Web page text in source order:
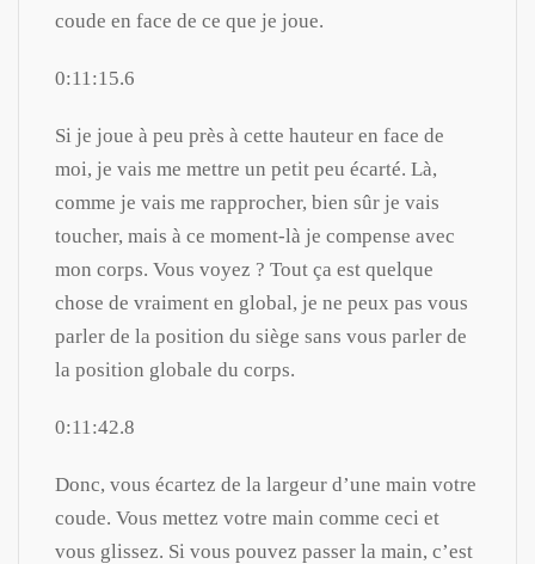
coude en face de ce que je joue.
0:11:15.6
Si je joue à peu près à cette hauteur en face de
moi, je vais me mettre un petit peu écarté. Là,
comme je vais me rapprocher, bien sûr je vais
toucher, mais à ce moment-là je compense avec
mon corps. Vous voyez ? Tout ça est quelque
chose de vraiment en global, je ne peux pas vous
parler de la position du siège sans vous parler de
la position globale du corps.
0:11:42.8
Donc, vous écartez de la largeur d’une main votre
coude. Vous mettez votre main comme ceci et
vous glissez. Si vous pouvez passer la main, c’est